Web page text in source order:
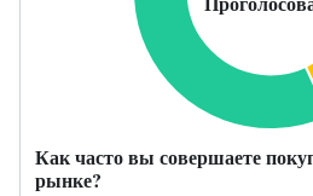
Как часто вы совершаете
рынке?